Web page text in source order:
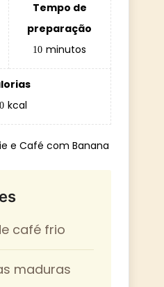
Tempo de
preparação
10 minutos
kcal
e Café com Banana
café frio
maduras